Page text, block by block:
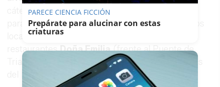
cáterin, la adquisición de la finca Santa Clotilde
para celebraciones y su desembarco con nuevos
locales en Sevilla, donde ya disponen de los
restaurantesDoña Emilia(frente al Puente de
Triana) y Mayo (en Reyes Católicos, en los bajos
del hotel Bécquer).
PARECE CIENCIA FICCIÓN
Prepárate para alucinar con estas
criaturas